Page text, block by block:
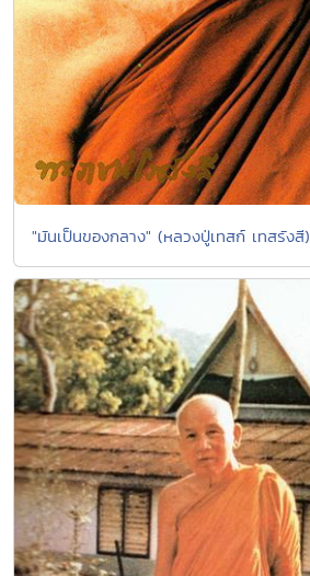
"มันเป็นของกลาง" (หลวงปู่เทสก์ เทสรังสี)